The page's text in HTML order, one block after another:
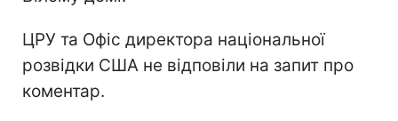
ЦРУ та Офіс директора національної
розвідки США не відповіли на запит про
коментар.